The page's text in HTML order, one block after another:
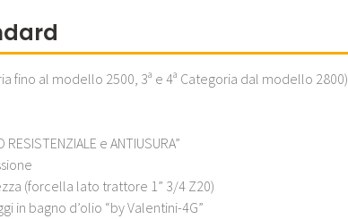
fino al modello 2500, 3ª e 4ª Categoria dal modello 2800)
e ANTIUSURA”
(forcella lato trattore 1” 3/4 Z20)
in bagno d’olio “by Valentini-4G”